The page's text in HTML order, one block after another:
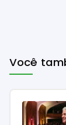
Você